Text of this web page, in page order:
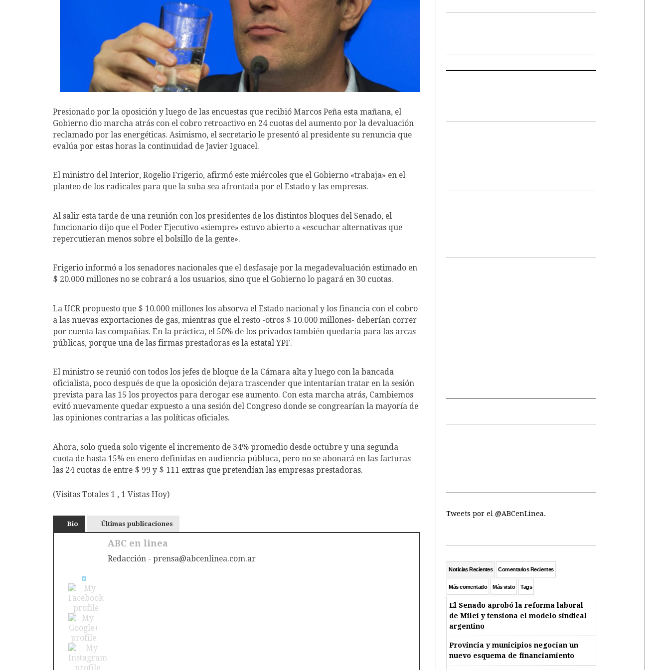
Presionado por la oposición y luego de las encuestas que recibió Marcos Peña esta mañana, el
Gobierno dio marcha atrás con el cobro retroactivo en 24 cuotas del aumento por la devaluación
reclamado por las energéticas. Asimismo, el secretario le presentó al presidente su renuncia que
evalúa por estas horas la continuidad de Javier Iguacel.
El ministro del Interior, Rogelio Frigerio, afirmó este miércoles que el Gobierno «trabaja» en el
planteo de los radicales para que la suba sea afrontada por el Estado y las empresas.
Al salir esta tarde de una reunión con los presidentes de los distintos bloques del Senado, el
funcionario dijo que el Poder Ejecutivo «siempre» estuvo abierto a «escuchar alternativas que
repercutieran menos sobre el bolsillo de la gente».
Frigerio informó a los senadores nacionales que el desfasaje por la megadevaluación estimado en
$ 20.000 millones no se cobrará a los usuarios, sino que el Gobierno lo pagará en 30 cuotas.
La UCR propuesto que $ 10.000 millones los absorva el Estado nacional y los financia con el cobro
a las nuevas exportaciones de gas, mientras que el resto -otros $ 10.000 millones- deberían correr
por cuenta las compañías. En la práctica, el 50% de los privados también quedaría para las arcas
públicas, porque una de las firmas prestadoras es la estatal YPF.
El ministro se reunió con todos los jefes de bloque de la Cámara alta y luego con la bancada
oficialista, poco después de que la oposición dejara trascender que intentarían tratar en la sesión
prevista para las 15 los proyectos para derogar ese aumento. Con esta marcha atrás, Cambiemos
evitó nuevamente quedar expuesto a una sesión del Congreso donde se congrearían la mayoría de
las opiniones contrarias a las políticas oficiales.
Ahora, solo queda solo vigente el incremento de 34% promedio desde octubre y una segunda
cuota de hasta 15% en enero definidas en audiencia públuca, pero no se abonará en las facturas
las 24 cuotas de entre $ 99 y $ 111 extras que pretendían las empresas prestadoras.
(Visitas Totales 1 , 1 Vistas Hoy)
Bio Últimas publicaciones
ABC en linea
Redacción - prensa@abcenlinea.com.ar
Tweets por el @ABCenLinea.
Noticias Recientes Comentarios Recientes
Más comentado Más visto Tags
El Senado aprobó la reforma laboral
de Milei y tensiona el modelo sindical
argentino
Provincia y municipios negocian un
nuevo esquema de financiamiento